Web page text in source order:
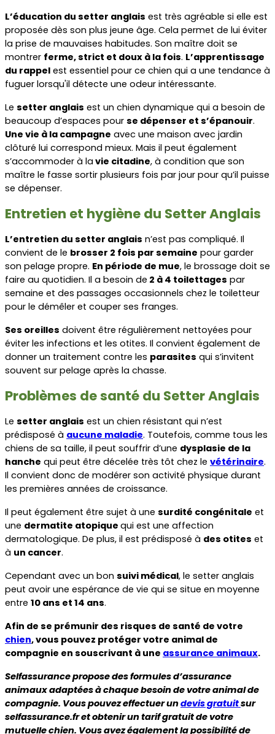
L’éducation du setter anglais est très agréable si elle est
proposée dès son plus jeune âge. Cela permet de lui éviter
la prise de mauvaises habitudes. Son maître doit se
montrer ferme, strict et doux à la fois. L’apprentissage
du rappel est essentiel pour ce chien qui a une tendance à
fuguer lorsqu'il détecte une odeur intéressante.
Le setter anglais est un chien dynamique qui a besoin de
beaucoup d’espaces pour se dépenser et s’épanouir
Une vie à la campagne avec une maison avec jardin
clôturé lui correspond mieux. Mais il peut également
s’accommoder à la vie citadine, à condition que son
maître le fasse sortir plusieurs fois par jour pour qu’il puisse
se dépenser.
Entretien et hygiène du Setter Anglais
L’entretien du setter anglais n’est pas compliqué. Il
convient de le brosser 2 fois par semaine pour garder
son pelage propre. En période de mue, le brossage doit se
faire au quotidien. Il a besoin de 2 à 4 toilettages par
semaine et des passages occasionnels chez le toiletteur
pour le démêler et couper ses franges.
Ses oreilles doivent être régulièrement nettoyées pour
éviter les infections et les otites. Il convient également de
donner un traitement contre les parasites qui s’invitent
souvent sur pelage après la chasse.
Problèmes de santé du Setter Anglais
Le setter anglais est un chien résistant qui n’est
prédisposé à aucune maladie. Toutefois, comme tous les
chiens de sa taille, il peut souffrir d’une dysplasie de la
hanche qui peut être décelée très tôt chez le vétérinaire.
Il convient donc de modérer son activité physique durant
les premières années de croissance.
Il peut également être sujet à une surdité congénitale et
une dermatite atopique qui est une affection
dermatologique. De plus, il est prédisposé à des otites et
à un cancer.
Cependant avec un bon suivi médical, le setter anglais
peut avoir une espérance de vie qui se situe en moyenne
entre 10 ans et 14 ans.
chien, vous pouvez protéger votre animal de
compagnie en souscrivant à une assurance animaux.
Selfassurance propose des formules d’assurance
animaux adaptées à chaque besoin de votre animal de
compagnie. Vous pouvez effectuer un devis gratuit sur
selfassurance.fr et obtenir un tarif gratuit de votre
mutuelle chien. Vous avez également la possibilité de